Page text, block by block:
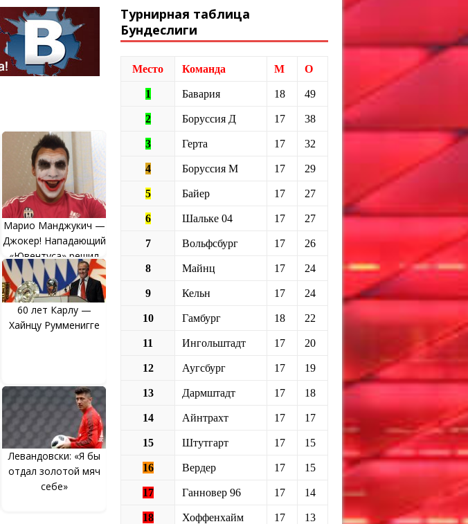
Марио Манджукич —
Джокер! Нападающий
«Ювентуса» решил
взбудоражить
«Баварию» образом
клоуна-убийцы
60 лет Карлу —
Хайнцу Румменигге
Левандовски: «Я бы
отдал золотой мяч
себе»
Турнирная таблица
Бундеслиги
Место Команда М О
1 Бавария 18 49
2 Боруссия Д 17 38
3 Герта 17 32
4 Боруссия М 17 29
5 Байер 17 27
6 Шальке 04 17 27
7 Вольфсбург 17 26
8 Майнц 17 24
9 Кельн 17 24
10 Гамбург 18 22
11 Ингольштадт 17 20
12 Аугсбург 17 19
13 Дармштадт 17 18
14 Айнтрахт 17 17
15 Штутгарт 17 15
16 Вердер 17 15
17 Ганновер 96 17 14
18 Хоффенхайм 17 13